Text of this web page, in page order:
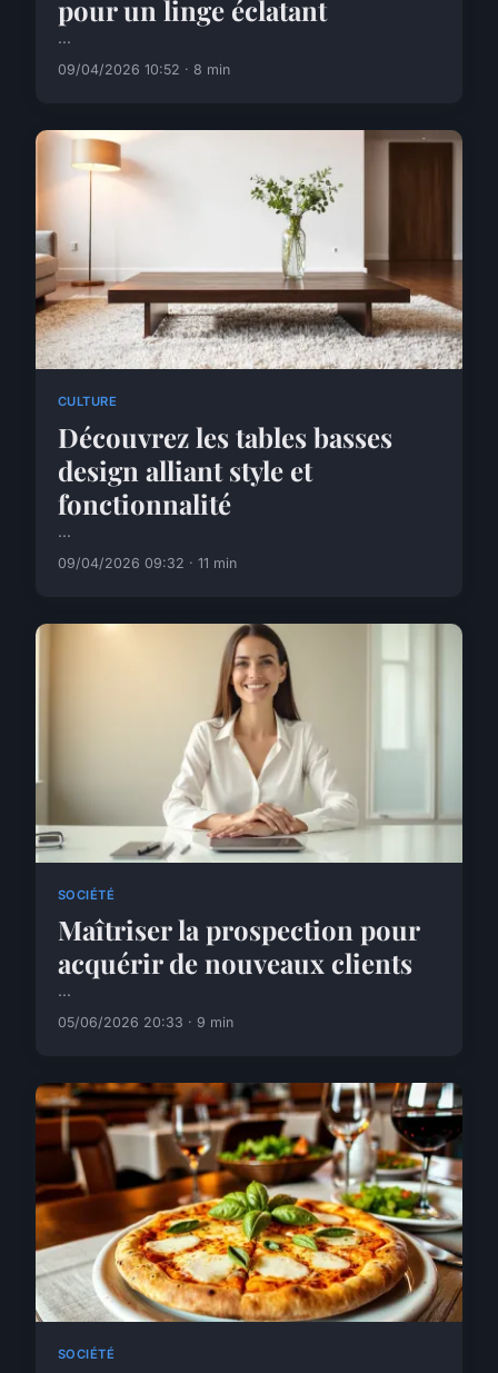
pour un linge éclatant
...
09/04/2026 10:52 · 8 min
CULTURE
Découvrez les tables basses
design alliant style et
fonctionnalité
...
09/04/2026 09:32 · 11 min
SOCIÉTÉ
Maîtriser la prospection pour
acquérir de nouveaux clients
...
05/06/2026 20:33 · 9 min
SOCIÉTÉ